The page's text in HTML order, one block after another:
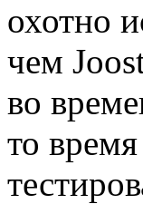
охотно
чем
во
то